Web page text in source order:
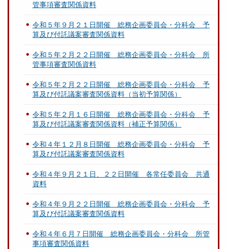
管事項審査関係資料
令和５年９月２１日開催 総務企画委員会・分科会 予
算及び付託議案審査関係資料
令和５年２月２２日開催 総務企画委員会・分科会 所
管事項審査関係資料
令和５年２月２２日開催 総務企画委員会・分科会 予
算及び付託議案審査関係資料（当初予算関係）
令和５年２月１６日開催 総務企画委員会・分科会 予
算及び付託議案審査関係資料（補正予算関係）
令和４年１２月８日開催 総務企画委員会・分科会 予
算及び付託議案審査関係資料
令和４年９月２１日、２２日開催 各常任委員会 共通
資料
令和４年９月２２日開催 総務企画委員会・分科会 予
算及び付託議案審査関係資料
令和４年６月７日開催 総務企画委員会・分科会 所管
事項審査関係資料